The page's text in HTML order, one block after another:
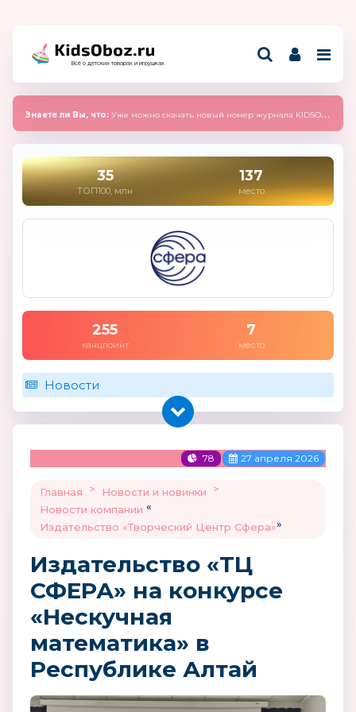
Всё о детских товарах и игрушках
Знаете ли Вы, что: Уже можно скачать новый номер журнала KIDSOBOZ 2025 (сентябрь)
35
ТОП100, млн
137
место
255
канцпоинт
7
место
Новости
78 27 апреля 2026
Главная > Новости и новинки
>
Новости компании «
Издательство «Творческий Центр Сфера»»
Издательство «ТЦ
СФЕРА» на конкурсе
«Нескучная
математика» в
Республике Алтай